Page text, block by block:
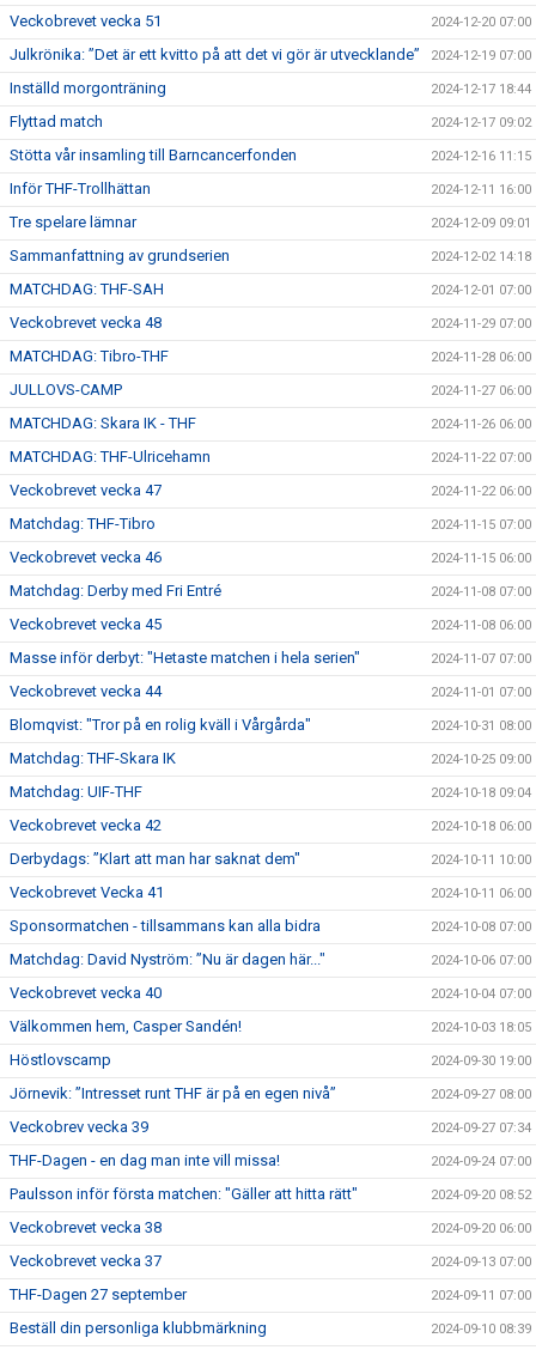
Veckobrevet vecka 51 2024-12-20 07:00
Julkrönika: ”Det är ett kvitto på att det vi gör är utvecklande” 2024-12-19 07:00
Inställd morgonträning 2024-12-17 18:44
Flyttad match 2024-12-17 09:02
Stötta vår insamling till Barncancerfonden 2024-12-16 11:15
Inför THF-Trollhättan 2024-12-11 16:00
Tre spelare lämnar 2024-12-09 09:01
Sammanfattning av grundserien 2024-12-02 14:18
MATCHDAG: THF-SAH 2024-12-01 07:00
Veckobrevet vecka 48 2024-11-29 07:00
MATCHDAG: Tibro-THF 2024-11-28 06:00
JULLOVS-CAMP 2024-11-27 06:00
MATCHDAG: Skara IK - THF 2024-11-26 06:00
MATCHDAG: THF-Ulricehamn 2024-11-22 07:00
Veckobrevet vecka 47 2024-11-22 06:00
Matchdag: THF-Tibro 2024-11-15 07:00
Veckobrevet vecka 46 2024-11-15 06:00
Matchdag: Derby med Fri Entré 2024-11-08 07:00
Veckobrevet vecka 45 2024-11-08 06:00
Masse inför derbyt: "Hetaste matchen i hela serien" 2024-11-07 07:00
Veckobrevet vecka 44 2024-11-01 07:00
Blomqvist: "Tror på en rolig kväll i Vårgårda" 2024-10-31 08:00
Matchdag: THF-Skara IK 2024-10-25 09:00
Matchdag: UIF-THF 2024-10-18 09:04
Veckobrevet vecka 42 2024-10-18 06:00
Derbydags: ”Klart att man har saknat dem" 2024-10-11 10:00
Veckobrevet Vecka 41 2024-10-11 06:00
Sponsormatchen - tillsammans kan alla bidra 2024-10-08 07:00
Matchdag: David Nyström: ”Nu är dagen här..." 2024-10-06 07:00
Veckobrevet vecka 40 2024-10-04 07:00
Välkommen hem, Casper Sandén! 2024-10-03 18:05
Höstlovscamp 2024-09-30 19:00
Jörnevik: ”Intresset runt THF är på en egen nivå” 2024-09-27 08:00
Veckobrev vecka 39 2024-09-27 07:34
THF-Dagen - en dag man inte vill missa! 2024-09-24 07:00
Paulsson inför första matchen: "Gäller att hitta rätt" 2024-09-20 08:52
Veckobrevet vecka 38 2024-09-20 06:00
Veckobrevet vecka 37 2024-09-13 07:00
THF-Dagen 27 september 2024-09-11 07:00
Beställ din personliga klubbmärkning 2024-09-10 08:39